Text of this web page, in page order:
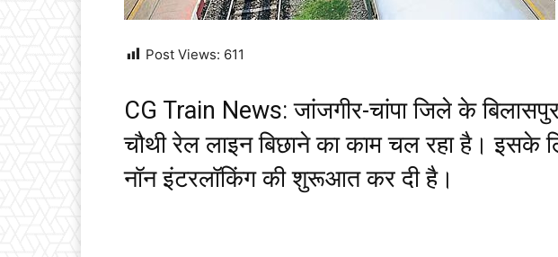
Post Views: 611
CG Train News: जांजगीर-चांपा जिले के
चौथी रेल लाइन बिछाने का काम चल रहा है। इसके
नॉन इंटरलॉकिंग की शुरूआत कर दी है।